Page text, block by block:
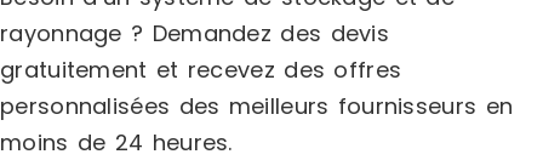
(panneau système): GrisHauteur
(panneau système): 50cmLargeur
(panneau système): 100cmProfondeur
(panneau système): 2cmCouleur (bacs
à bec): SchwrzHauteur (bacs à bec):
7,5cmLargeur (bacs à bec):
à bec):
rayonnage ? Demandez des devis
gratuitement et recevez des offres
personnalisées des meilleurs fournisseurs en
moins de 24 heures.